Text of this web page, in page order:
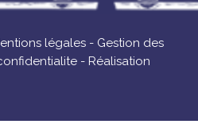
légales - Gestion des
- Réalisation